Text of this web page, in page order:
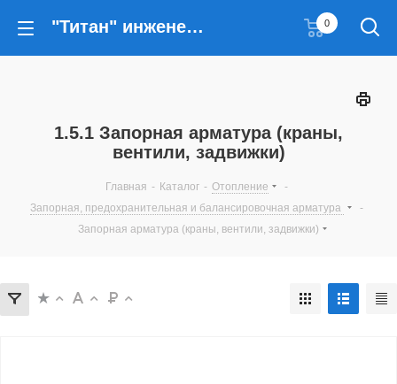
"Титан" инженерные решения 0
1.5.1 Запорная арматура (краны,
вентили, задвижки)
Главная - Каталог - Отопление
-
Запорная, предохранительная и балансировочная арматура
-
Запорная арматура (краны, вентили, задвижки)